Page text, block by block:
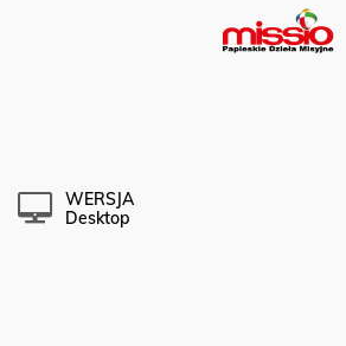
WERSJA
Desktop